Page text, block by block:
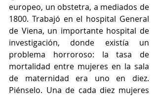
europeo, un obstetra, a mediados de
1800. Trabajó en el hospital General
de Viena, un importante hospital de
investigación, donde existía un
problema horroroso: la tasa de
mortalidad entre mujeres en la sala
de maternidad era uno en diez.
Piénselo. Una de cada diez mujeres